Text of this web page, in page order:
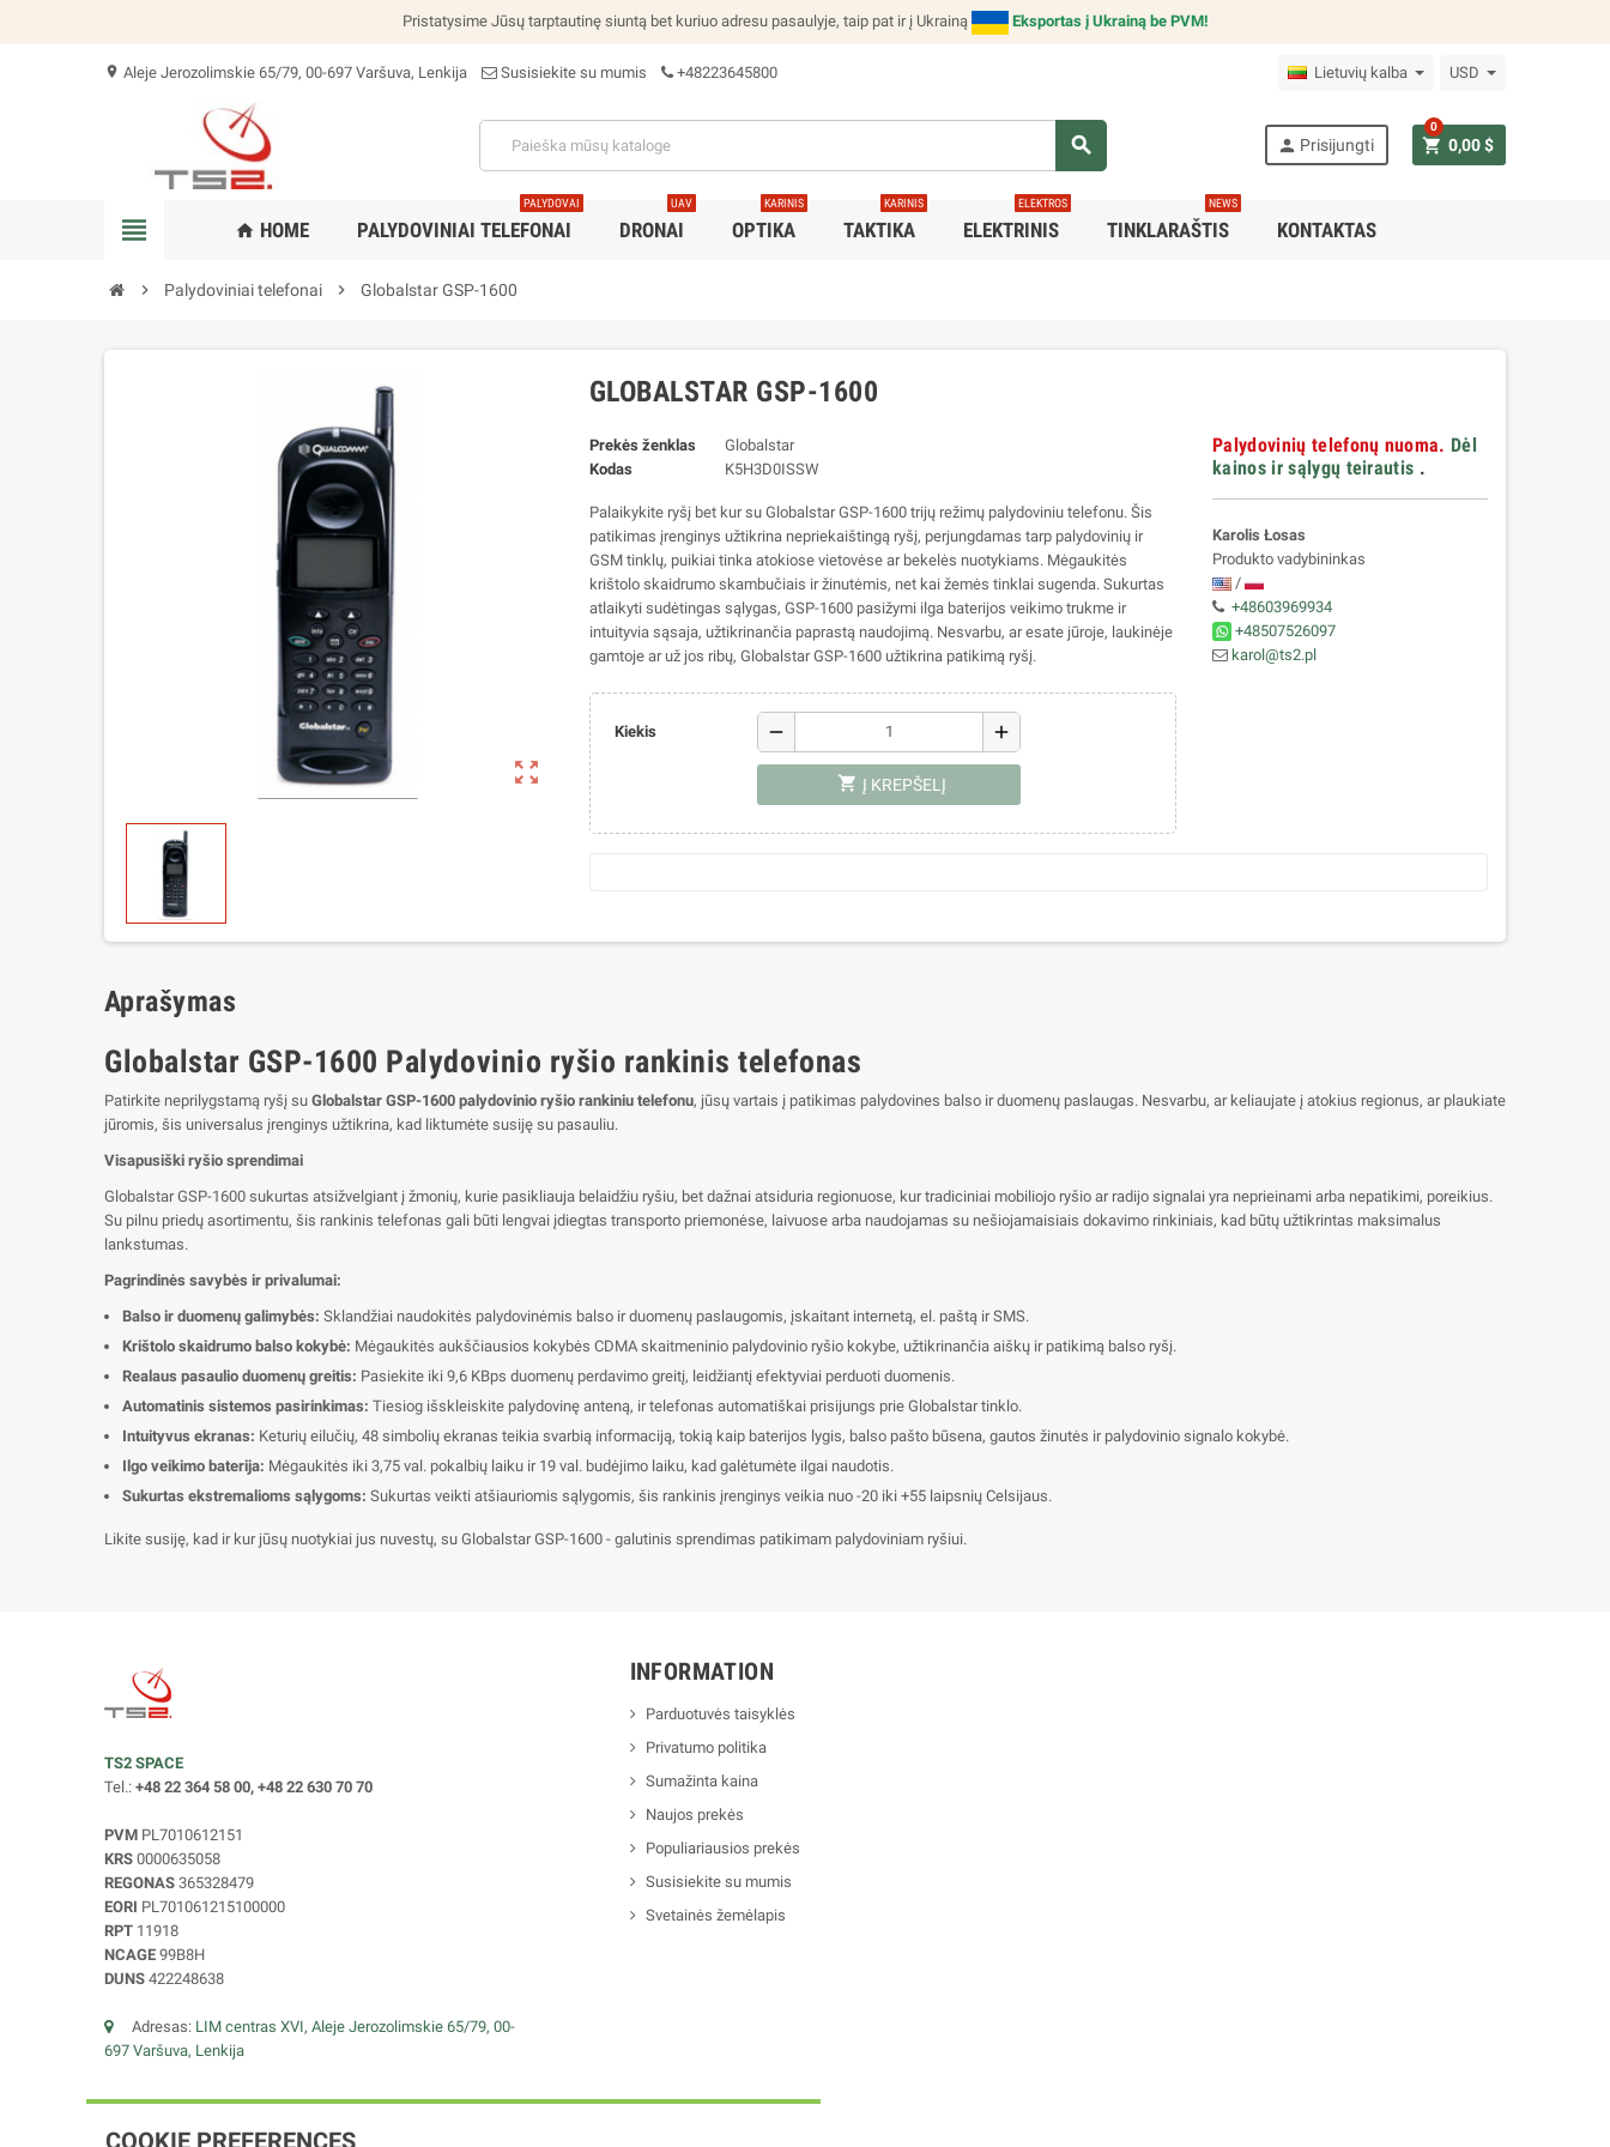
Pristatysime Jūsų tarptautinę siuntą bet kuriuo adresu pasaulyje, taip pat ir į Ukrainą Eksportas į Ukrainą be PVM!
location_on Aleje Jerozolimskie 65/79, 00-697 Varšuva, Lenkija Susisiekite su mumis +48223645800 Lietuvių kalba USD
search person Prisijungti shopping_cart 0,00 $
0
view_headline home HOME PALYDOVINIAI TELEFONAI
PALYDOVAI
DRONAI
UAV
OPTIKA
KARINIS
TAKTIKA
KARINIS
ELEKTRINIS
ELEKTROS
TINKLARAŠTIS
NEWS
KONTAKTAS
chevron_right Palydoviniai telefonai chevron_right Globalstar GSP-1600
zoom_out_map
GLOBALSTAR GSP-1600
Prekės ženklas
Globalstar
Kodas
K5H3D0ISSW
Palaikykite ryšį bet kur su Globalstar GSP-1600 trijų režimų palydoviniu telefonu. Šis
patikimas įrenginys užtikrina nepriekaištingą ryšį, perjungdamas tarp palydovinių ir
GSM tinklų, puikiai tinka atokiose vietovėse ar bekelės nuotykiams. Mėgaukitės
krištolo skaidrumo skambučiais ir žinutėmis, net kai žemės tinklai sugenda. Sukurtas
atlaikyti sudėtingas sąlygas, GSP-1600 pasižymi ilga baterijos veikimo trukme ir
intuityvia sąsaja, užtikrinančia paprastą naudojimą. Nesvarbu, ar esate jūroje, laukinėje
gamtoje ar už jos ribų, Globalstar GSP-1600 užtikrina patikimą ryšį.
Kiekis remove add
shopping_cart Į KREPŠELĮ
Palydovinių telefonų nuoma. Dėl
kainos ir sąlygų teirautis .
Karolis Łosas
Produkto vadybininkas
/
+48603969934
+48507526097
karol@ts2.pl
Aprašymas
Globalstar GSP-1600 Palydovinio ryšio rankinis telefonas
Patirkite neprilygstamą ryšį su Globalstar GSP-1600 palydovinio ryšio rankiniu telefonu, jūsų vartais į patikimas palydovines balso ir duomenų paslaugas. Nesvarbu, ar keliaujate į atokius regionus, ar plaukiate
jūromis, šis universalus įrenginys užtikrina, kad liktumėte susiję su pasauliu.
Visapusiški ryšio sprendimai
Globalstar GSP-1600 sukurtas atsižvelgiant į žmonių, kurie pasikliauja belaidžiu ryšiu, bet dažnai atsiduria regionuose, kur tradiciniai mobiliojo ryšio ar radijo signalai yra neprieinami arba nepatikimi, poreikius.
Su pilnu priedų asortimentu, šis rankinis telefonas gali būti lengvai įdiegtas transporto priemonėse, laivuose arba naudojamas su nešiojamaisiais dokavimo rinkiniais, kad būtų užtikrintas maksimalus
lankstumas.
Pagrindinės savybės ir privalumai:
Balso ir duomenų galimybės: Sklandžiai naudokitės palydovinėmis balso ir duomenų paslaugomis, įskaitant internetą, el. paštą ir SMS.
Krištolo skaidrumo balso kokybė: Mėgaukitės aukščiausios kokybės CDMA skaitmeninio palydovinio ryšio kokybe, užtikrinančia aiškų ir patikimą balso ryšį.
Realaus pasaulio duomenų greitis: Pasiekite iki 9,6 KBps duomenų perdavimo greitį, leidžiantį efektyviai perduoti duomenis.
Automatinis sistemos pasirinkimas: Tiesiog išskleiskite palydovinę anteną, ir telefonas automatiškai prisijungs prie Globalstar tinklo.
Intuityvus ekranas: Keturių eilučių, 48 simbolių ekranas teikia svarbią informaciją, tokią kaip baterijos lygis, balso pašto būsena, gautos žinutės ir palydovinio signalo kokybė.
Ilgo veikimo baterija: Mėgaukitės iki 3,75 val. pokalbių laiku ir 19 val. budėjimo laiku, kad galėtumėte ilgai naudotis.
Sukurtas ekstremalioms sąlygoms: Sukurtas veikti atšiauriomis sąlygomis, šis rankinis įrenginys veikia nuo -20 iki +55 laipsnių Celsijaus.
Likite susiję, kad ir kur jūsų nuotykiai jus nuvestų, su Globalstar GSP-1600 - galutinis sprendimas patikimam palydoviniam ryšiui.
TS2 SPACE
Tel.: +48 22 364 58 00, +48 22 630 70 70
PVM PL7010612151
KRS 0000635058
REGONAS 365328479
EORI PL701061215100000
RPT 11918
NCAGE 99B8H
DUNS 422248638
Adresas: LIM centras XVI, Aleje Jerozolimskie 65/79, 00-
697 Varšuva, Lenkija
INFORMATION
Parduotuvės taisyklės
Privatumo politika
Sumažinta kaina
Naujos prekės
Populiariausios prekės
Susisiekite su mumis
Svetainės žemėlapis
COOKIE PREFERENCES